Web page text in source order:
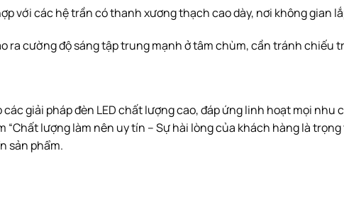
với các hệ trần có thanh xương thạch cao dày, nơi không gian
ra cường độ sáng tập trung mạnh ở tâm chùm, cần tránh chiếu
giải pháp đèn LED chất lượng cao, đáp ứng linh hoạt mọi
lượng làm nên uy tín – Sự hài lòng của khách hàng là
sản phẩm.